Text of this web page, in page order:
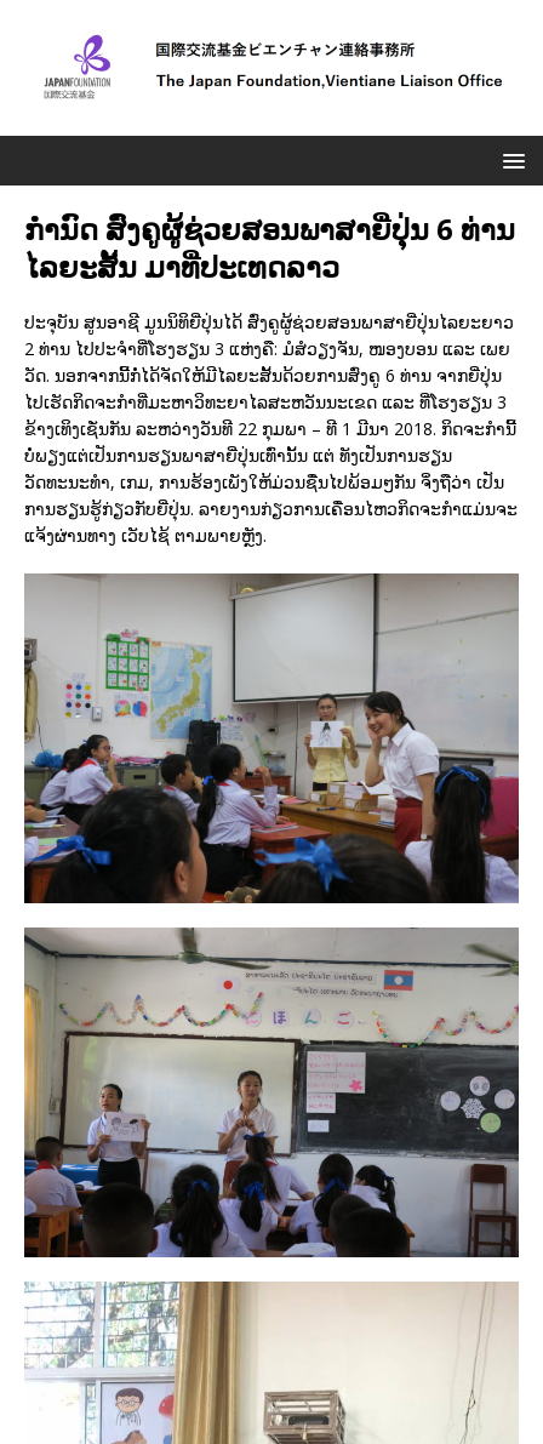
ກຳນົດ ສົ່່ງຄູຜູ້ຊ່ວຍສອນພາສາຍີ່ປຸ່ນ 6 ທ່ານ
ໄລຍະສັ້ນ ມາທີ່ປະເທດລາວ
ປະຈຸບັນ ສູນອາຊີ ມູນນິທິຍີ່ປຸ່ນໄດ້ ສົ່ງຄູຜູ້ຊ່ວຍສອນພາສາຍີ່ປຸ່ນໄລຍະຍາວ
2 ທ່ານ ໄປປະຈຳທີ່ໂຮງຮຽນ 3 ແຫ່ງຄື: ມໍສໍວຽງຈັນ, ໜອງບອນ ແລະ ເພຍ
ວັດ. ນອກຈາກນີ້ກໍ່ໄດ້ຈັດໃຫ້ມີໄລຍະສັ້ນດ້ວຍການສົ່ງຄູ 6 ທ່ານ ຈາກຍີ່ປຸ່ນ
ໄປເຮັດກິດຈະກຳທີ່ມະຫາວິທະຍາໄລສະຫວັນນະເຂດ ແລະ ທີ່ໂຮງຮຽນ 3
ຂ້າງເທິງເຊັ່ນກັນ ລະຫວ່າງວັນທີ 22 ກຸມພາ – ທີ 1 ມີນາ 2018. ກິດຈະກຳນີ້
ບໍ່ພຽງແຕ່ເປັນການຮຽນພາສາຍີ່ປຸ່ນເທົ່ານັ້ນ ແຕ່ ທັງເປັນການຮຽນ
ວັດທະນະທຳ, ເກມ, ການຮ້ອງເພັງໃຫ້ມ່ວນຊື່ນໄປພ້ອມໆກັນ ຈິ່່ງຖືວ່າ ເປັນ
ການຮຽນຮູ້ກ່ຽວກັບຍີ່ປຸ່ນ. ລາຍງານກ່ຽວການເຄື່ອນໄຫວກິດຈະກຳແມ່ນຈະ
ແຈ້ງຜ່ານທາງ ເວັບໄຊ້ ຕາມພາຍຫຼັງ.